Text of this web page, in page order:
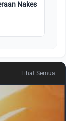
Nakes
Lihat Semua